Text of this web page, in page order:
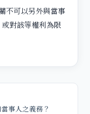
不可以另外與當事
對該等權利為限
事人之義務？